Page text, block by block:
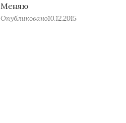
Меняю
Опубликовано10.12.2015